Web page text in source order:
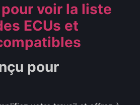
voir la liste
ECUs et
pour